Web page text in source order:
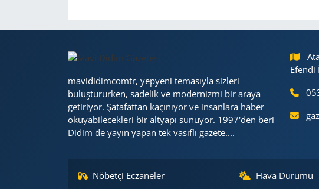
mavididimcomtr, yepyeni temasıyla sizleri
buluştururken, sadelik ve modernizmi bir araya
getiriyor. Şatafattan kaçınıyor ve insanlara haber
okuyabilecekleri bir altyapı sunuyor. 1997'den beri
Didim de yayın yapan tek vasıflı gazete....
Efendi
Nöbetçi Eczaneler Hava Durumu